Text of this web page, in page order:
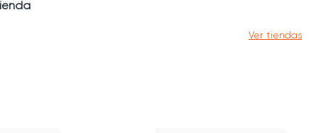
Ver tiendas